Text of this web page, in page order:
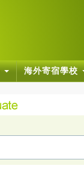
海外寄宿學校